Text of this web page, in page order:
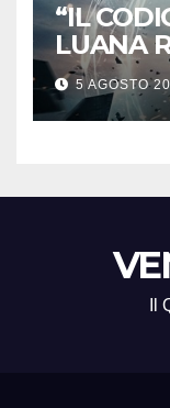
“IL
LUANA
5 AGOSTO
Il